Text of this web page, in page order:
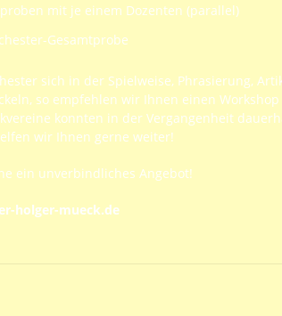
mit je einem Dozenten (parallel)
Gesamtprobe
sich in der Spielweise, Phrasierung,
so empfehlen wir Ihnen einen
konnten in der Vergangenheit
wir Ihnen gerne weiter!
ein unverbindliches Angebot!
holger-mueck.de